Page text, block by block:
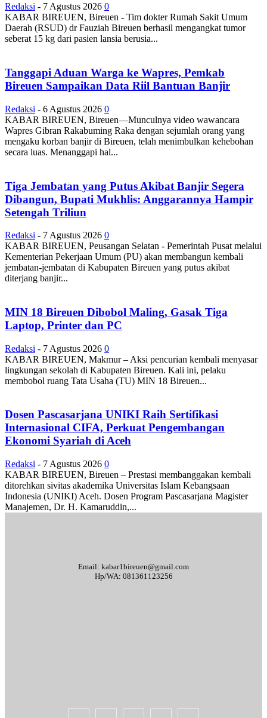
Redaksi - 7 Agustus 2026 0
KABAR BIREUEN, Bireuen - Tim dokter Rumah Sakit Umum
Daerah (RSUD) dr Fauziah Bireuen berhasil mengangkat tumor
seberat 15 kg dari pasien lansia berusia...
Tanggapi Aduan Warga ke Wapres, Pemkab
Bireuen Sampaikan Data Riil Bantuan Banjir
Redaksi - 6 Agustus 2026 0
KABAR BIREUEN, Bireuen—Munculnya video wawancara
Wapres Gibran Rakabuming Raka dengan sejumlah orang yang
mengaku korban banjir di Bireuen, telah menimbulkan kehebohan
secara luas. Menanggapi hal...
Tiga Jembatan yang Putus Akibat Banjir Segera
Dibangun, Bupati Mukhlis: Anggarannya Hampir
Setengah Triliun
Redaksi - 7 Agustus 2026 0
KABAR BIREUEN, Peusangan Selatan - Pemerintah Pusat melalui
Kementerian Pekerjaan Umum (PU) akan membangun kembali
jembatan-jembatan di Kabupaten Bireuen yang putus akibat
diterjang banjir...
MIN 18 Bireuen Dibobol Maling, Gasak Tiga
Laptop, Printer dan PC
Redaksi - 7 Agustus 2026 0
KABAR BIREUEN, Makmur – Aksi pencurian kembali menyasar
lingkungan sekolah di Kabupaten Bireuen. Kali ini, pelaku
membobol ruang Tata Usaha (TU) MIN 18 Bireuen...
Dosen Pascasarjana UNIKI Raih Sertifikasi
Internasional CIFA, Perkuat Pengembangan
Ekonomi Syariah di Aceh
Redaksi - 7 Agustus 2026 0
KABAR BIREUEN, Bireuen – Prestasi membanggakan kembali
ditorehkan sivitas akademika Universitas Islam Kebangsaan
Indonesia (UNIKI) Aceh. Dosen Program Pascasarjana Magister
Manajemen, Dr. H. Kamaruddin,...
Email: kabar1bireuen@gmail.com
Hp/WA: 081361123256